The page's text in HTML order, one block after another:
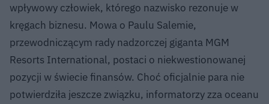
wpływowy człowiek, którego nazwisko rezonuje w
kręgach biznesu. Mowa o Paulu Salemie,
przewodniczącym rady nadzorczej giganta MGM
Resorts International, postaci o niekwestionowanej
pozycji w świecie finansów. Choć oficjalnie para nie
potwierdziła jeszcze związku, informatorzy zza oceanu